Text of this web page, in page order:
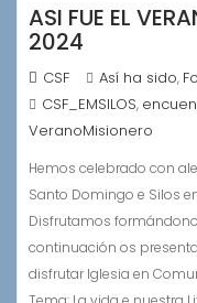
ASI FUE EL
2024
CSF Así ha sido,
CSF_EMSILOS,
VeranoMisionero
Hemos celebrado con
Santo Domingo e Silos
Disfrutamos
continuación os
disfrutar Iglesia en